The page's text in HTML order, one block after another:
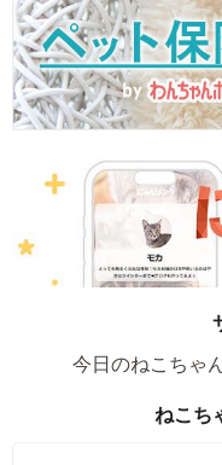
今日のねこちゃ
ねこち